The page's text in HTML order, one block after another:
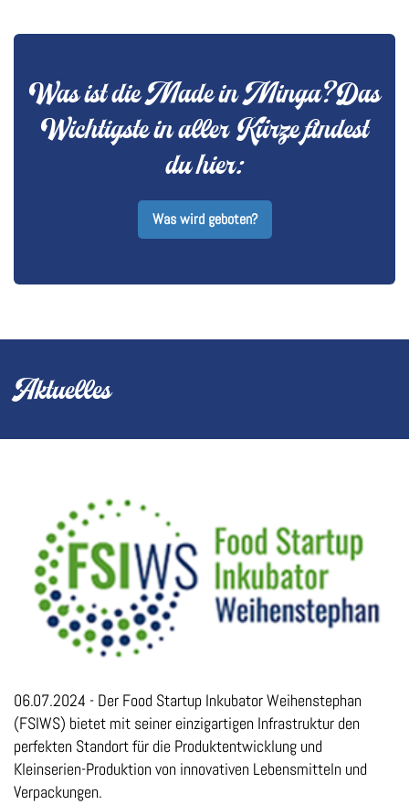
Was ist die Made in Minga? Das
Wichtigste in aller Kürze findest
du hier:
Was wird geboten?
Aktuelles
06.07.2024 - Der Food Startup Inkubator Weihenstephan
(FSIWS) bietet mit seiner einzigartigen Infrastruktur den
perfekten Standort für die Produktentwicklung und
Kleinserien-Produktion von innovativen Lebensmitteln und
Verpackungen.